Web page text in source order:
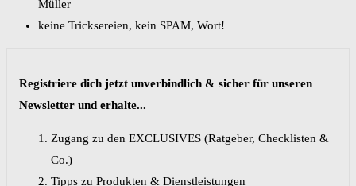
Müller
keine Tricksereien, kein SPAM, Wort!
Registriere dich jetzt unverbindlich & sicher für unseren
Newsletter und erhalte...
Zugang zu den EXCLUSIVES (Ratgeber, Checklisten &
Co.)
Tipps zu Produkten & Dienstleistungen